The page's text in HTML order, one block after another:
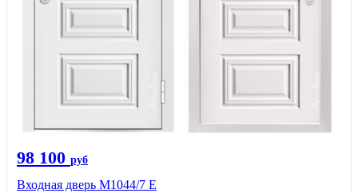
98 100 руб
Входная дверь М1044/7 Е